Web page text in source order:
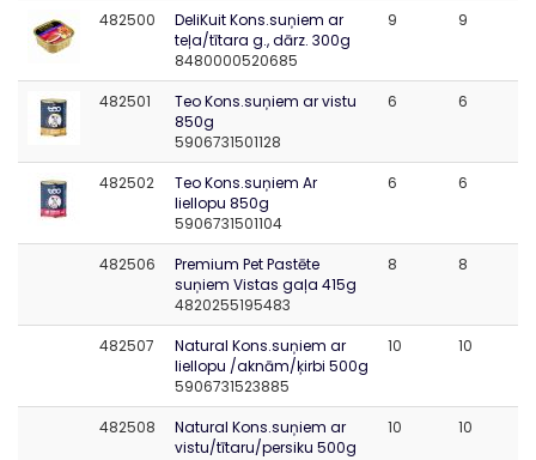
482500
DeliKuit Kons.suņiem ar
teļa/tītara g., dārz. 300g
8480000520685
9 9
482501
Teo Kons.suņiem ar vistu
850g
5906731501128
6 6
482502
Teo Kons.suņiem Ar
liellopu 850g
5906731501104
6 6
482506
Premium Pet Pastēte
suņiem Vistas gaļa 415g
4820255195483
8 8
482507
Natural Kons.suņiem ar
liellopu /aknām/ķirbi 500g
5906731523885
10 10
482508
Natural Kons.suņiem ar
vistu/tītaru/persiku 500g
10 10